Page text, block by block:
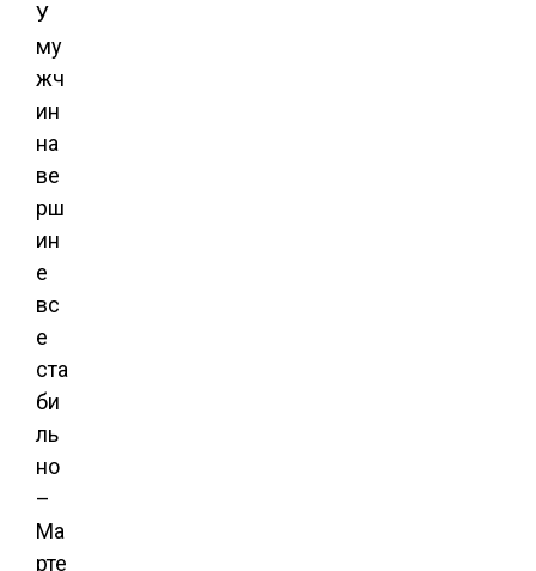
У
му
жч
ин
на
ве
рш
ин
е
вс
е
ста
би
ль
но
–
Ма
рте